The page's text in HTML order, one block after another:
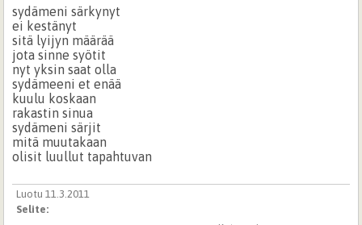
sydämeni särkynyt
ei kestänyt
sitä lyijyn määrää
jota sinne syötit
nyt yksin saat olla
sydämeeni et enää
kuulu koskaan
rakastin sinua
sydämeni särjit
mitä muutakaan
olisit luullut tapahtuvan
Luotu 11.3.2011
Selite: